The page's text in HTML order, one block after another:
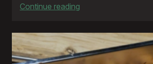
Continue reading
na
rowerze